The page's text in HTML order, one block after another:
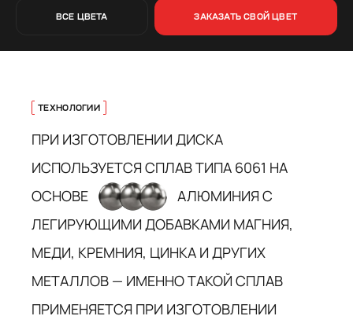
ВСЕ ЦВЕТА ЗАКАЗАТЬ СВОЙ ЦВЕТ
ТЕХНОЛОГИИ
ПРИ ИЗГОТОВЛЕНИИ ДИСКА
ИСПОЛЬЗУЕТСЯ СПЛАВ ТИПА 6061 НА
ОСНОВЕ
АЛЮМИНИЯ С
ЛЕГИРУЮЩИМИ ДОБАВКАМИ МАГНИЯ,
МЕДИ, КРЕМНИЯ, ЦИНКА И ДРУГИХ
МЕТАЛЛОВ — ИМЕННО ТАКОЙ СПЛАВ
ПРИМЕНЯЕТСЯ ПРИ ИЗГОТОВЛЕНИИ